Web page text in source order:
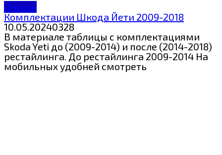
Шкода
Комплектации Шкода Йети 2009-2018
10.05.20240328
В материале таблицы с комплектациями
Skoda Yeti до (2009-2014) и после (2014-2018)
рестайлинга. До рестайлинга 2009-2014 На
мобильных удобней смотреть